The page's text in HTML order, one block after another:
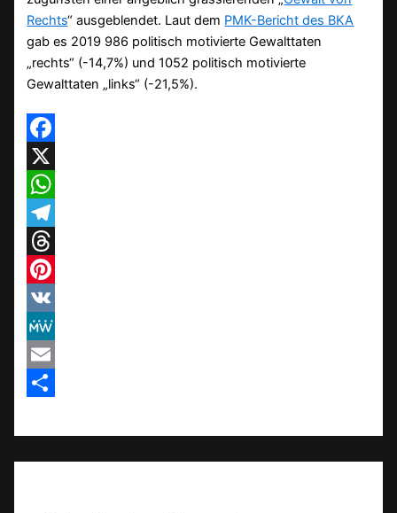
Rechts“ ausgeblendet. Laut dem PMK-Bericht des BKA
gab es 2019 986 politisch motivierte Gewalttaten
„rechts“ (-14,7%) und 1052 politisch motivierte
Gewalttaten „links“ (-21,5%).
Facebook
X
WhatsApp
Telegram
Threads
Pinterest
VK
MeWe
Email